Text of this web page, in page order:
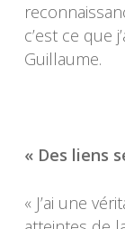
c’est ce que
Guillaume.
« Des liens
« J’ai une